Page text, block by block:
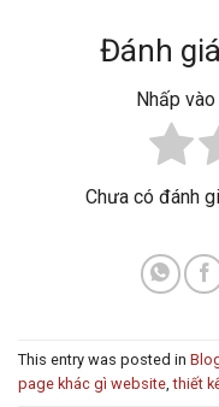
Đánh
Nhấp
Chưa có đánh
This entry was posted in
page khác gì website ,thiết